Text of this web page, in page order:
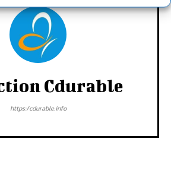
Cdurable
https:/cdurable.info